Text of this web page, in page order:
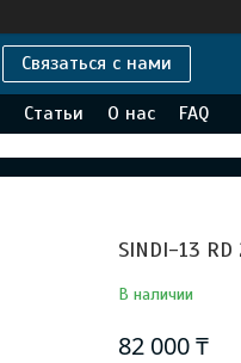
Связаться с нами
Статьи О нас FAQ
SINDI-13
В наличии
82 000 ₸